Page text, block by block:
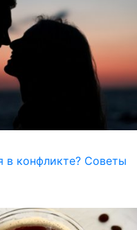
в конфликте? Советы